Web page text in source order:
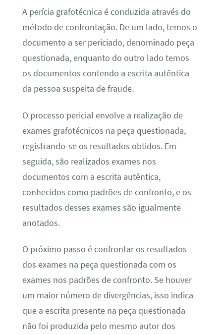
A perícia grafotécnica é conduzida através do
método de confrontação. De um lado, temos o
documento a ser periciado, denominado peça
questionada, enquanto do outro lado temos
os documentos contendo a escrita autêntica
da pessoa suspeita de fraude.
O processo pericial envolve a realização de
exames grafotécnicos na peça questionada,
registrando-se os resultados obtidos. Em
seguida, são realizados exames nos
documentos com a escrita autêntica,
conhecidos como padrões de confronto, e os
resultados desses exames são igualmente
anotados.
O próximo passo é confrontar os resultados
dos exames na peça questionada com os
exames nos padrões de confronto. Se houver
um maior número de divergências, isso indica
que a escrita presente na peça questionada
não foi produzida pelo mesmo autor dos